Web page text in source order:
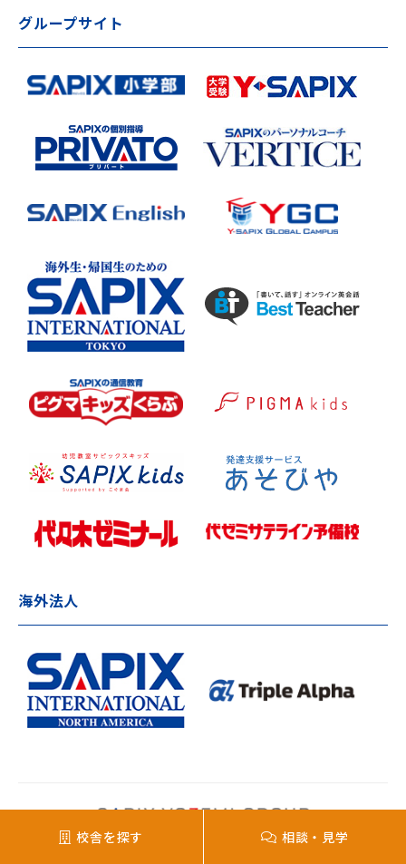
グループサイト
海外法人
Copyright © SAPIX All rights reserved.
校舎を探す 相談・見学